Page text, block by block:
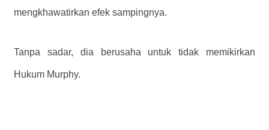
mengkhawatirkan efek sampingnya.
Tanpa sadar, dia berusaha untuk tidak memikirkan
Hukum Murphy.